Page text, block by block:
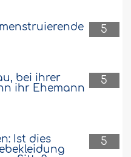
5
5
bei ihrer
ihr Ehemann
5
Ist dies